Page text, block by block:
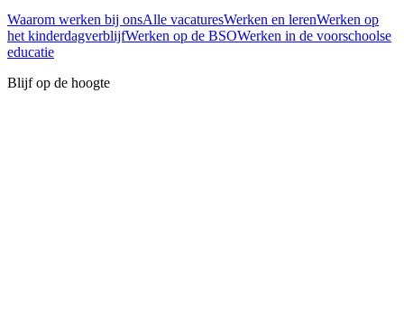
Waarom werken bij onsAlle vacaturesWerken en lerenWerken op
het kinderdagverblijfWerken op de BSOWerken in de voorschoolse
educatie
Blijf op de hoogte